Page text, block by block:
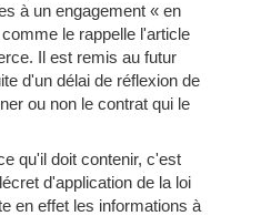
à un engagement « en
le rappelle l'article
Il est remis au futur
d'un délai de réflexion de
ou non le contrat qui le
qu'il doit contenir, c'est
d'application de la loi
en effet les informations à